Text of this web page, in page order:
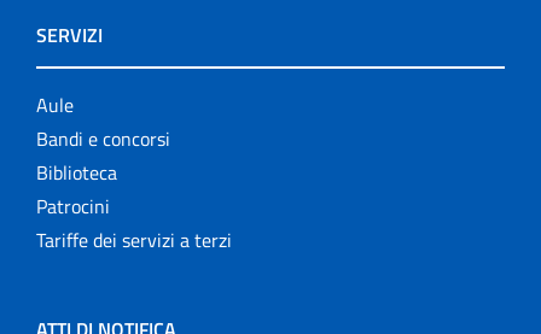
SERVIZI
Aule
Bandi e concorsi
Biblioteca
Patrocini
Tariffe dei servizi a terzi